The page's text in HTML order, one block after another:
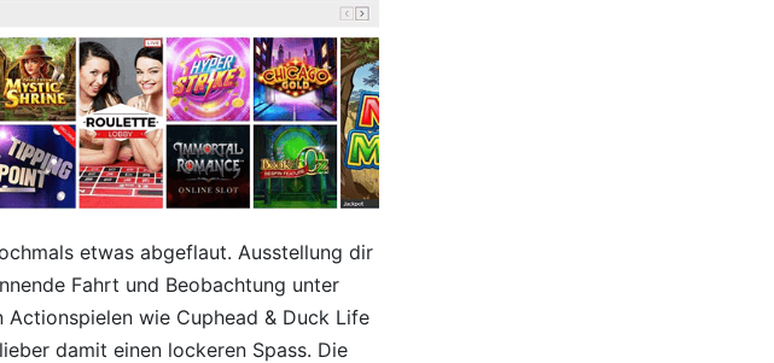
etwas abgeflaut. Ausstellung dir
Fahrt und Beobachtung unter
wie Cuphead & Duck Life
damit einen lockeren Spass. Die